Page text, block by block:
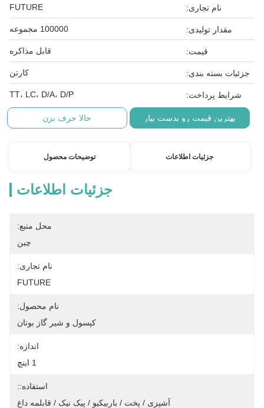
نام تجاری: FUTURE
مقدار تولیدی: 100000 مجموعه
قیمت: قابل مذاکره
جزئیات بسته بندی: کارتن
شرایط پرداخت: TT، LC، D/A، D/P
بهترین قیمت رو بدست بیار حالا حرف بزن
جزئیات اطلاعات توضیحات محصول
جزئیات اطلاعات
محل منبع:
چین
نام تجاری:
FUTURE
نام محصول:
کپسول و شیر گاز بوتان
اندازه:
1 اينچ
استفاده::
آشپزی / پخت / باربیکیو / پیک نیک / قابلمه داغ